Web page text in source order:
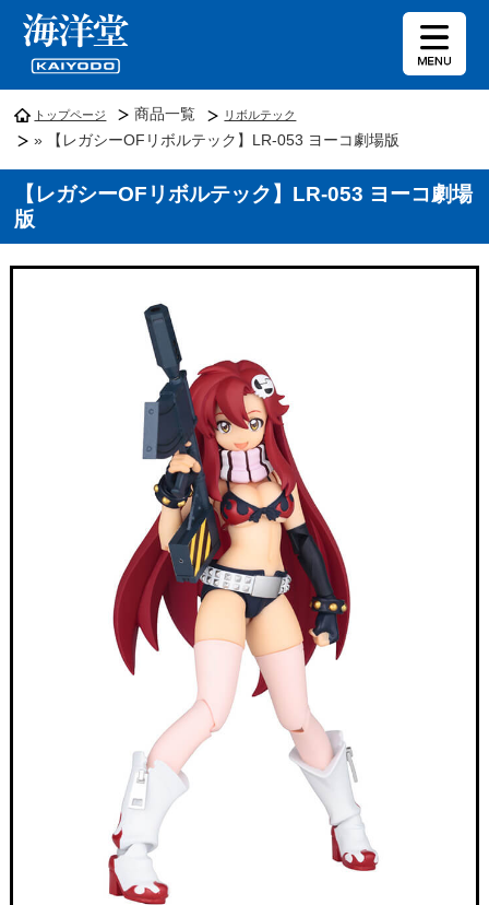
トップページ 商品一覧 リボルテック
» 【レガシーOFリボルテック】LR-053 ヨーコ劇場版
【レガシーOFリボルテック】LR-053 ヨーコ劇場
版